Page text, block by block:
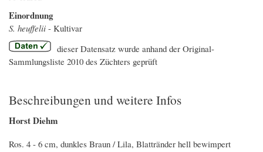
Einordnung
S. heuffelii - Kultivar
dieser Datensatz wurde anhand der Original-
Sammlungsliste 2010 des Züchters geprüft
Beschreibungen und weitere Infos
Horst Diehm
Ros. 4 - 6 cm, dunkles Braun / Lila, Blattränder hell bewimpert